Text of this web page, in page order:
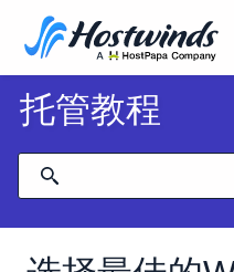
托管教程